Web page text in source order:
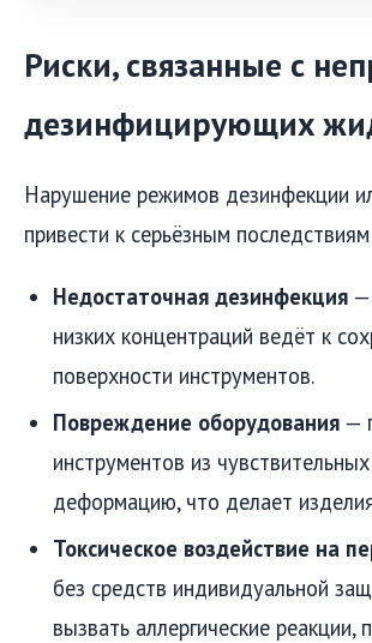
Риски, связанные с
дезинфицирующих
Нарушение режимов дезинфекции
привести к серьёзным
Недостаточная дезинфекция —
низких концентраций ведёт к
поверхности инструментов.
Повреждение оборудования —
инструментов из
деформацию, что делает
Токсическое воздействие на
без средств индивидуальной
вызвать аллергические